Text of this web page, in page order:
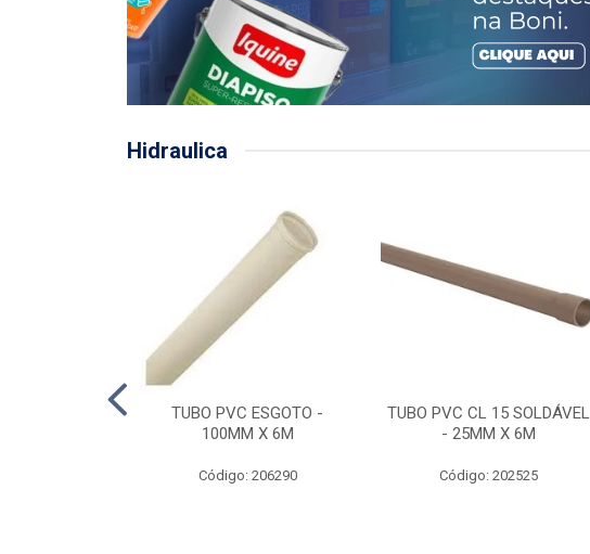
Hidraulica
TUBO PVC ESGOTO -
100MM X 6M
Código: 206290
TUBO PVC CL 15 SOLDÁVEL
- 25MM X 6M
Código: 202525